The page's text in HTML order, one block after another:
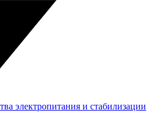
электропитания и стабилизации